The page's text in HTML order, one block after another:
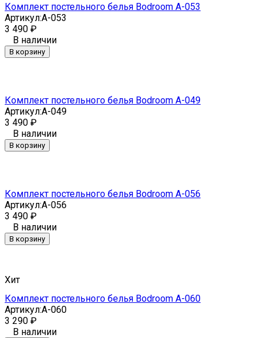
Комплект постельного белья Bodroom A-053
Артикул:A-053
3 490 ₽
В наличии
В корзину
Комплект постельного белья Bodroom A-049
Артикул:A-049
3 490 ₽
В наличии
В корзину
Комплект постельного белья Bodroom A-056
Артикул:A-056
3 490 ₽
В наличии
В корзину
Хит
Комплект постельного белья Bodroom A-060
Артикул:A-060
3 290 ₽
В наличии